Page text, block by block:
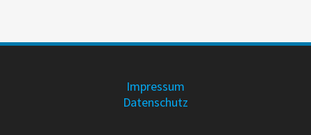
Impressum
Datenschutz